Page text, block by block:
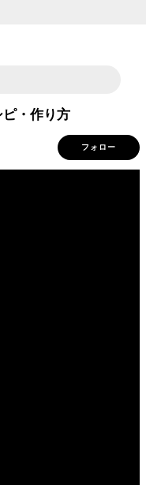
・作り方
フォロー